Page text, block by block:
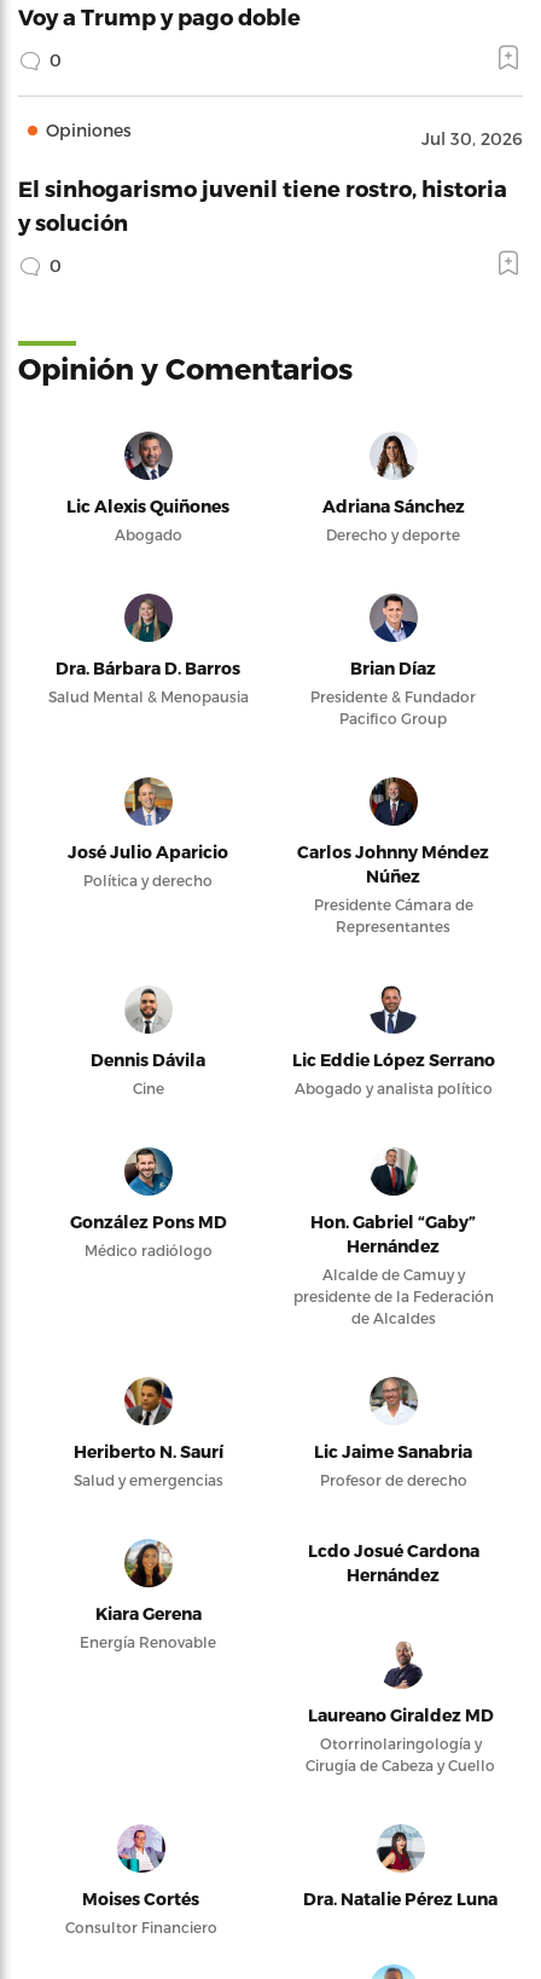
Voy a Trump y pago doble
0
Opiniones Jul 30, 2026
El sinhogarismo juvenil tiene rostro, historia
y solución
0
Opinión y Comentarios
Lic Alexis Quiñones
Abogado
Adriana Sánchez
Derecho y deporte
Dra. Bárbara D. Barros
Salud Mental & Menopausia
Brian Díaz
Presidente & Fundador
Pacifico Group
José Julio Aparicio
Política y derecho
Carlos Johnny Méndez
Núñez
Presidente Cámara de
Representantes
Dennis Dávila
Cine
Lic Eddie López Serrano
Abogado y analista político
González Pons MD
Médico radiólogo
Hon. Gabriel “Gaby”
Hernández
Alcalde de Camuy y
presidente de la Federación
de Alcaldes
Heriberto N. Saurí
Salud y emergencias
Lic Jaime Sanabria
Profesor de derecho
Kiara Gerena
Energía Renovable
Lcdo Josué Cardona
Hernández
Laureano Giraldez MD
Otorrinolaringología y
Cirugía de Cabeza y Cuello
Moises Cortés
Consultor Financiero
Dra. Natalie Pérez Luna